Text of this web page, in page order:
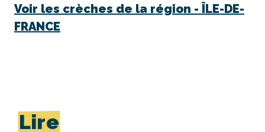
Voir les crèches de la région - ÎLE-DE-
FRANCE
Lire